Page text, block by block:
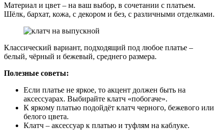
Материал и цвет – на ваш выбор, в сочетании с платьем.
Шёлк, бархат, кожа, с декором и без, с различными отделками.
Классический вариант, подходящий под любое платье –
белый, чёрный и бежевый, среднего размера.
Полезные советы:
Если платье не яркое, то акцент должен быть на
аксессуарах. Выбирайте клатч «побогаче».
К яркому платью подойдёт клатч черного, бежевого или
белого цвета.
Клатч – аксессуар к платью и туфлям на каблуке.